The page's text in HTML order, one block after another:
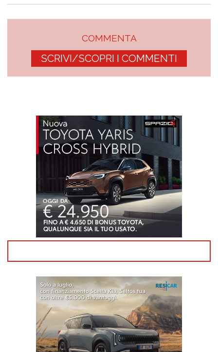
COMMENTA
SCRIVI/SCOPRI I COMMENTI